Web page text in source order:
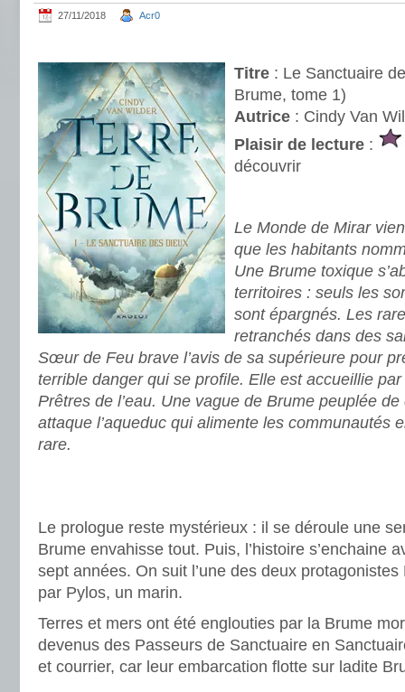
27/11/2018 Acr0
Titre : Le Sanctuaire
Brume, tome 1)
Autrice : Cindy Van
Plaisir de lecture :
découvrir
Le Monde de Mirar
que les habitants
Une Brume toxique
territoires : seuls les
sont épargnés. Les
retranchés dans des
Sœur de Feu brave l’avis de sa supérieure pour
terrible danger qui se profile. Elle est accueillie
Prêtres de l’eau. Une vague de Brume peuplée
attaque l’aqueduc qui alimente les communautés
rare.
Le prologue reste mystérieux : il se déroule une
Brume envahisse tout. Puis, l’histoire s’enchaine
sept années. On suit l’une des deux
par Pylos, un marin.
Terres et mers ont été englouties par la Brume
devenus des Passeurs de Sanctuaire en
et courrier, car leur embarcation flotte sur ladite